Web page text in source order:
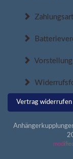
Vorstellung
Vertrag widerrufen
mod